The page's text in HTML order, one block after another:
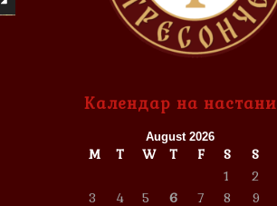
Календар на настани
August 2026
M T W T F S
S
1
2
3
4 5 6 7 8 9